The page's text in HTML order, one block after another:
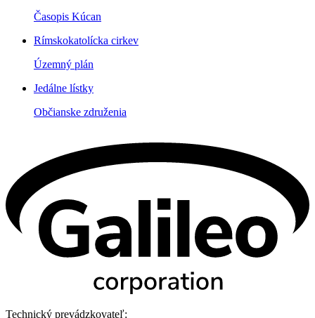
Časopis Kúcan
Rímskokatolícka cirkev
Územný plán
Jedálne lístky
Občianske združenia
Technický prevádzkovateľ: